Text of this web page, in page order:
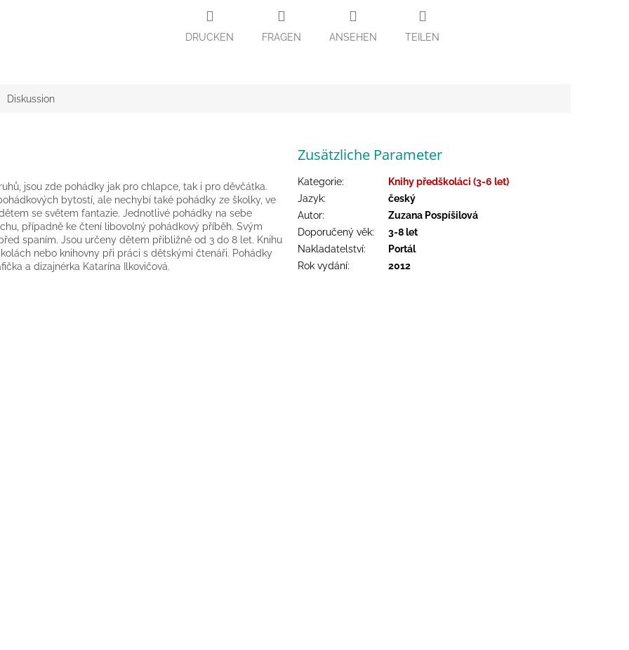
DRUCKEN FRAGEN ANSEHEN TEILEN
Diskussion
jsou zde pohádky jak pro chlapce, tak i pro děvčátka.
bytostí, ale nechybí také pohádky ze školky, ve
se světem fantazie. Jednotlivé pohádky na sebe
případně ke čtení libovolný pohádkový příběh. Svým
spaním. Jsou určeny dětem přibližně od 3 do 8 let. Knihu
nebo knihovny při práci s dětskými čtenáři. Pohádky
a dizajnérka Katarína Ilkovičová.
Zusätzliche Parameter
Kategorie:
Knihy předškoláci (3-6 let)
Jazyk:
český
Autor:
Zuzana Pospíšilová
Doporučený věk:
3-8 let
Nakladatelství:
Portál
Rok vydání: 2012